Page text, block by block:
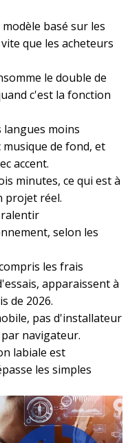
basé sur les
que les acheteurs
le double de
c'est la fonction
langues moins
de fond, et
accent.
minutes, ce qui est à
projet réel.
selon les
les frais
apparaissent à
de 2026.
pas d'installateur
navigateur.
labiale est
les simples